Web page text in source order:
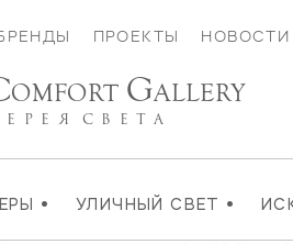
ПРОЕКТЫ НОВОСТИ
• УЛИЧНЫЙ СВЕТ •
OMFORT GALLERY
СВЕТА